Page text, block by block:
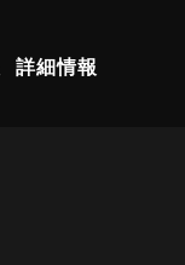
詳細情報